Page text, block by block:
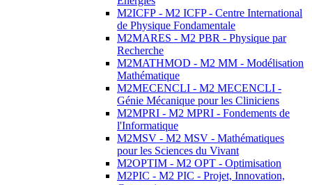
M2ICFP - M2 ICFP - Centre International
de Physique Fondamentale
M2MARES - M2 PBR - Physique par
Recherche
M2MATHMOD - M2 MM - Modélisation
Mathématique
M2MECENCLI - M2 MECENCLI -
Génie Mécanique pour les Cliniciens
M2MPRI - M2 MPRI - Fondements de
l'Informatique
M2MSV - M2 MSV - Mathématiques
pour les Sciences du Vivant
M2OPTIM - M2 OPT - Optimisation
M2PIC - M2 PIC - Projet, Innovation,